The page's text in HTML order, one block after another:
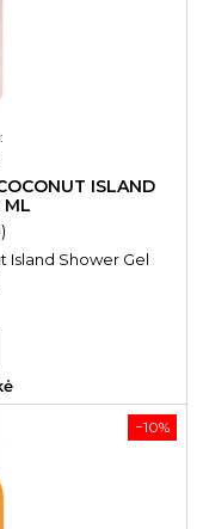
ISLAND
ML
Island Shower Gel
−10%